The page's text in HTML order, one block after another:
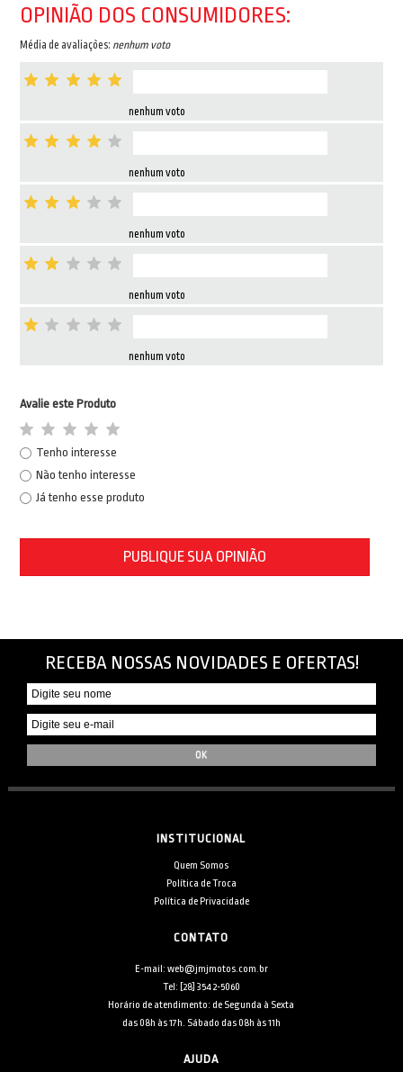
OPINIÃO DOS CONSUMIDORES:
Média de avaliações: nenhum voto
nenhum voto
nenhum voto
nenhum voto
nenhum voto
nenhum voto
Avalie este Produto
Tenho interesse
Não tenho interesse
Já tenho esse produto
PUBLIQUE SUA OPINIÃO
RECEBA NOSSAS NOVIDADES E OFERTAS!
INSTITUCIONAL
Quem Somos
Política de Troca
Política de Privacidade
CONTATO
E-mail: web@jmjmotos.com.br
Tel: [28] 3542-5060
Horário de atendimento: de Segunda à Sexta
das 08h às 17h. Sábado das 08h às 11h
AJUDA